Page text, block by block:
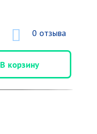
0 отзыва
В корзину